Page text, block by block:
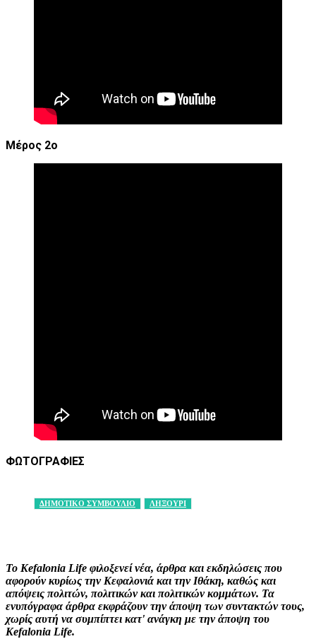
Μέρος 2ο
ΦΩΤΟΓΡΑΦΙΕΣ
ΔΗΜΟΤΙΚΟ ΣΥΜΒΟΥΛΙΟ ΛΗΞΟΥΡΙ
Το Kefalonia Life φιλοξενεί νέα, άρθρα και εκδηλώσεις που
αφορούν κυρίως την Κεφαλονιά και την Ιθάκη, καθώς και
απόψεις πολιτών, πολιτικών και πολιτικών κομμάτων. Τα
ενυπόγραφα άρθρα εκφράζουν την άποψη των συντακτών τους,
χωρίς αυτή να συμπίπτει κατ' ανάγκη με την άποψη του
Kefalonia Life.